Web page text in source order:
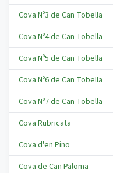
Cova Nº3 de Can Tobella
Cova Nº4 de Can Tobella
Cova Nº5 de Can Tobella
Cova Nº6 de Can Tobella
Cova Nº7 de Can Tobella
Cova Rubricata
Cova d'en Pino
Cova de Can Paloma